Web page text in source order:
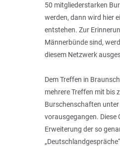
50 mitgliederstarken
werden, dann wird hier
entstehen. Zur
Männerbünde sind,
diesem Netzwerk
Dem Treffen in
mehrere Treffen mit bis
Burschenschaften unter
vorausgegangen. Diese
Erweiterung der so